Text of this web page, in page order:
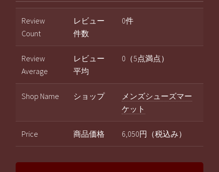
Review
Count
レビュー
件数
0件
Review
Average
レビュー
平均
0（5点満点）
Shop Name ショップ
メンズシューズマー
ケット
Price 商品価格 6,050円（税込み）